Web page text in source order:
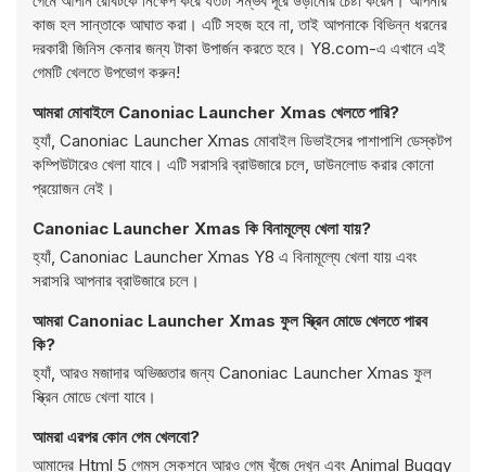
কাজ হল সান্তাকে আঘাত করা। এটি সহজ হবে না, তাই আপনাকে বিভিন্ন ধরনের
দরকারী জিনিস কেনার জন্য টাকা উপার্জন করতে হবে। Y8.com-এ এখানে এই
গেমটি খেলতে উপভোগ করুন!
আমরা মোবাইলে Canoniac Launcher Xmas খেলতে পারি?
হ্যাঁ, Canoniac Launcher Xmas মোবাইল ডিভাইসের পাশাপাশি ডেস্কটপ
কম্পিউটারেও খেলা যাবে। এটি সরাসরি ব্রাউজারে চলে, ডাউনলোড করার কোনো
প্রয়োজন নেই।
Canoniac Launcher Xmas কি বিনামূল্যে খেলা যায়?
হ্যাঁ, Canoniac Launcher Xmas Y8 এ বিনামূল্যে খেলা যায় এবং
সরাসরি আপনার ব্রাউজারে চলে।
আমরা Canoniac Launcher Xmas ফুল স্ক্রিন মোডে খেলতে পারব
কি?
হ্যাঁ, আরও মজাদার অভিজ্ঞতার জন্য Canoniac Launcher Xmas ফুল
স্ক্রিন মোডে খেলা যাবে।
আমরা এরপর কোন গেম খেলবো?
আমাদের Html 5 গেমস সেকশনে আরও গেম খুঁজে দেখুন এবং Animal Buggy